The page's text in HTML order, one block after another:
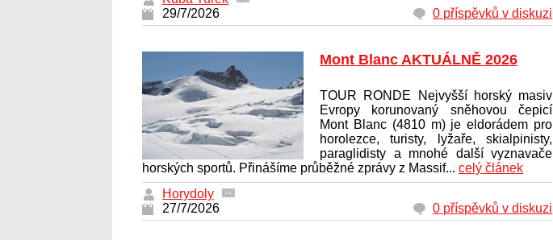
29/7/2026
0 příspěvků v diskuzi
Mont Blanc AKTUÁLNĚ 2026
TOUR RONDE Nejvyšší horský masiv
Evropy korunovaný sněhovou čepicí
Mont Blanc (4810 m) je eldorádem pro
horolezce, turisty, lyžaře, skialpinisty,
paraglidisty a mnohé další vyznavače
horských sportů. Přinášíme průběžné zprávy z Massif... celý článek
Horydoly
27/7/2026
0 příspěvků v diskuzi